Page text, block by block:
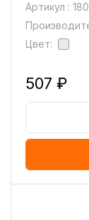
Артикул :
Цвет:
507 ₽